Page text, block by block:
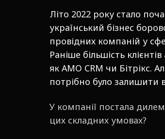
Літо 2022 року стало
український бізнес
провідних компаній у
Раніше більшість
як АМО CRM чи Бітрікс.
потрібно було залишити
У компанії постала
цих складних умовах?